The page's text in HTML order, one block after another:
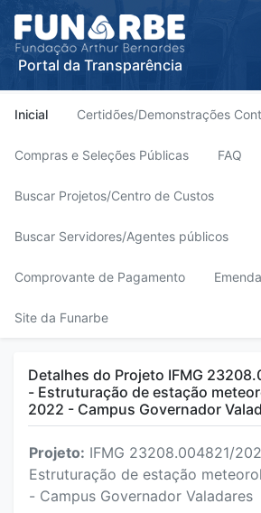
Portal da Transparência
Inicial Certidões/Demonstrações
Compras e Seleções Públicas FAQ
Buscar Projetos/Centro de Custos
Buscar Servidores/Agentes públicos
Comprovante de Pagamento
Site da Funarbe
Detalhes do Projeto IFMG
- Estruturação de estação
2022 - Campus Governador
Projeto: IFMG 23208.004821/
Estruturação de estação
- Campus Governador Valadares